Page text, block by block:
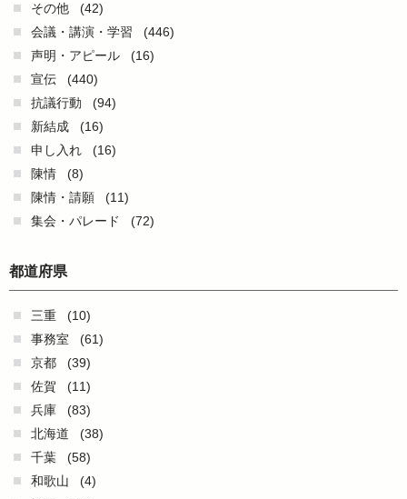
その他
(42)
会議・講演・学習
(446)
声明・アピール
(16)
宣伝
(440)
抗議行動
(94)
新結成
(16)
申し入れ
(16)
陳情
(8)
陳情・請願
(11)
集会・パレード
(72)
都道府県
三重
(10)
事務室
(61)
京都
(39)
佐賀
(11)
兵庫
(83)
北海道
(38)
千葉
(58)
和歌山
(4)